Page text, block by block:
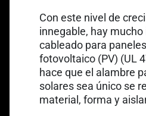
Con este nivel de
innegable, hay mucho
cableado para
fotovoltaico (PV) (UL
hace que el alambre
solares sea único se
material, forma y